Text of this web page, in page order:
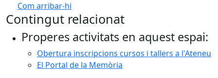
Com arribar-hi
+
Contingut relacionat
Properes activitats en aquest espai:
Obertura inscripcions cursos i tallers a l'Ateneu
El Portal de la Memòria